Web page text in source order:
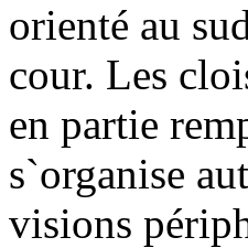
orienté au
cour. Les
en partie
s`organise
visions